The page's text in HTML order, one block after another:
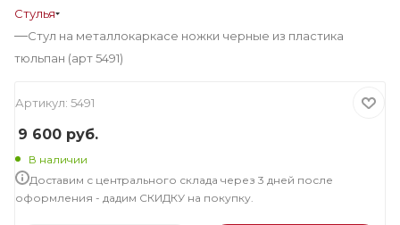
Стулья
—Стул на металлокаркасе ножки черные из пластика
тюльпан (арт 5491)
Артикул: 5491
9 600 руб.
В наличии
Доставим с центрального склада через 3 дней после
оформления - дадим СКИДКУ на покупку.